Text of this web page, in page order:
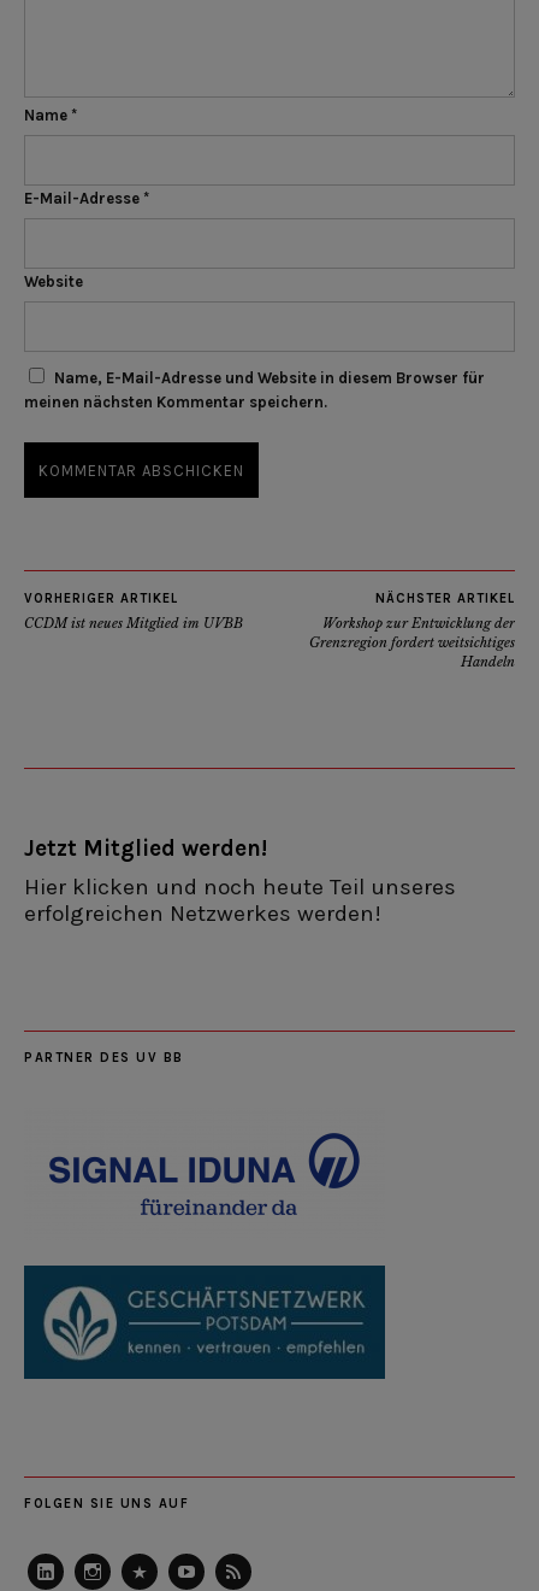
Name *
E-Mail-Adresse *
Website
Name, E-Mail-Adresse und Website in diesem Browser für
meinen nächsten Kommentar speichern.
VORHERIGER ARTIKEL
CCDM ist neues Mitglied im UVBB
NÄCHSTER ARTIKEL
Workshop zur Entwicklung der
Grenzregion fordert weitsichtiges
Handeln
Jetzt Mitglied werden!
Hier klicken und noch heute Teil unseres
erfolgreichen Netzwerkes werden!
PARTNER DES UV BB
FOLGEN SIE UNS AUF